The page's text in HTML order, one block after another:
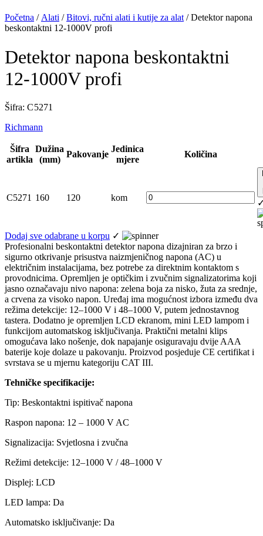
Početna / Alati /Bitovi, ručni alati i kutije za alat / Detektor napona
beskontaktni 12-1000V profi
Detektor napona beskontaktni
12-1000V profi
Šifra: C 5271
Richmann
Šifra
artikla
Dužina
(mm)
Pakovanje
Jedinica
mjere
Količina
C5271 160 120 kom
Dodaj sve odabrane u korpu ✓
Profesionalni beskontaktni detektor napona dizajniran za brzo i
sigurno otkrivanje prisustva naizmjeničnog napona (AC) u
električnim instalacijama, bez potrebe za direktnim kontaktom s
provodnicima. Opremljen je optičkim i zvučnim signalizatorima koji
jasno označavaju nivo napona: zelena boja za nisko, žuta za srednje,
a crvena za visoko napon. Uređaj ima mogućnost izbora između dva
režima detekcije: 12–1000 V i 48–1000 V, putem jednostavnog
tastera. Dodatno je opremljen LCD ekranom, mini LED lampom i
funkcijom automatskog isključivanja. Praktični metalni klips
omogućava lako nošenje, dok napajanje osiguravaju dvije AAA
baterije koje dolaze u pakovanju. Proizvod posjeduje CE certifikat i
svrstava se u mjernu kategoriju CAT III.
Tehničke specifikacije:
Tip: Beskontaktni ispitivač napona
Raspon napona: 12 – 1000 V AC
Signalizacija: Svjetlosna i zvučna
Režimi detekcije: 12–1000 V / 48–1000 V
Displej: LCD
LED lampa: Da
Automatsko isključivanje: Da